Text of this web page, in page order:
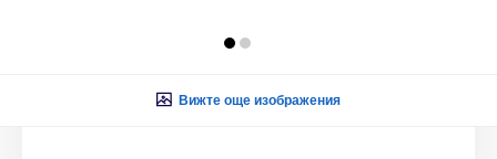
Вижте още изображения